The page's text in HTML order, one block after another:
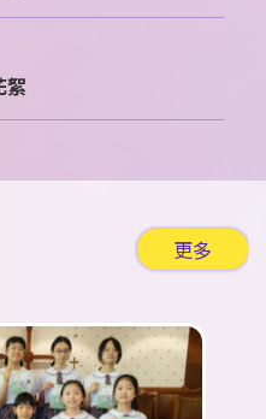
絮
更多